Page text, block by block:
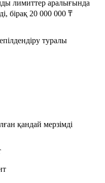
лимиттер аралығында
бірақ 20 000 000 ₸
туралы
қандай мерзімді